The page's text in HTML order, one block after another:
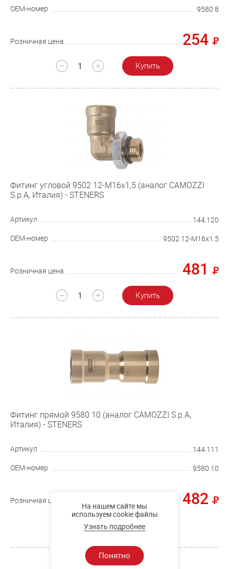
OEM-номер 9580 8
Розничная цена 254
Купить
Фитинг угловой 9502 12-М16х1,5 (аналог CAMOZZI
S.p.A, Италия) - STENERS
Артикул 144.120
OEM-номер 9502 12-М16х1.5
Розничная цена 481
Купить
Фитинг прямой 9580 10 (аналог CAMOZZI S.p.A,
Италия) - STENERS
Артикул 144.111
OEM-номер 9580 10
Розничная цена 482
Купить
На нашем сайте мы
используем cookie файлы
Узнать подробнее
Понятно